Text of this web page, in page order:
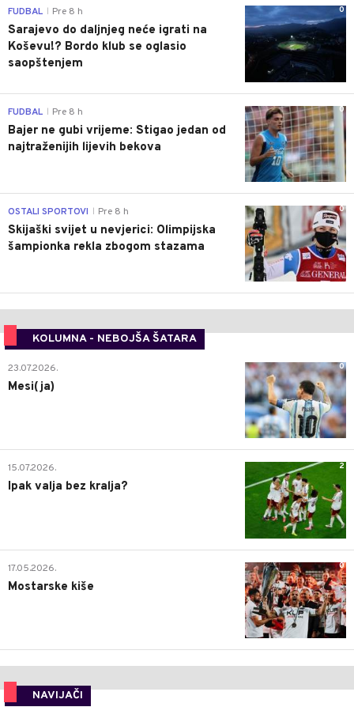
0
FUDBAL Pre 8 h
Sarajevo do daljnjeg neće igrati na
Koševu!? Bordo klub se oglasio
saopštenjem
0
FUDBAL Pre 8 h
Bajer ne gubi vrijeme: Stigao jedan od
najtraženijih lijevih bekova
0
OSTALI SPORTOVI Pre 8 h
Skijaški svijet u nevjerici: Olimpijska
šampionka rekla zbogom stazama
KOLUMNA - NEBOJŠA ŠATARA
0
23.07.2026.
Mesi(ja)
2
15.07.2026.
Ipak valja bez kralja?
0
17.05.2026.
Mostarske kiše
NAVIJAČI